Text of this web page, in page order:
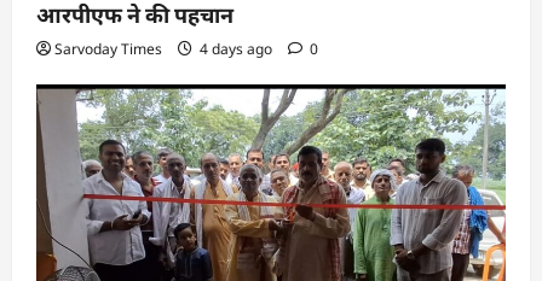
आरपीएफ ने की पहचान
Sarvoday Times 4 days ago 0